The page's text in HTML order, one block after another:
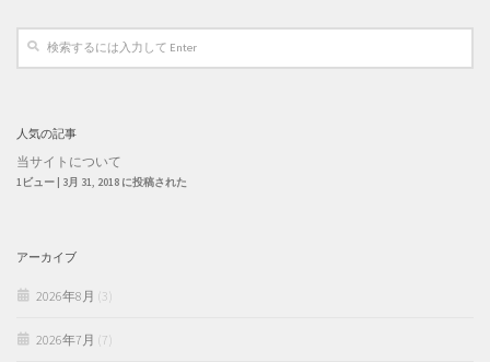
人気の記事
当サイトについて
1ビュー | 3月 31, 2018 に投稿された
アーカイブ
2026年8月 (3)
2026年7月 (7)